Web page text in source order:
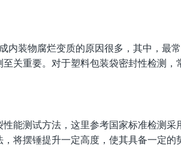
内装物腐烂变质的原因很多，其中，最
关重要。对于塑料包装袋密封性检测
能测试方法，这里参考国家标准检测采
将摆锤提升一定高度，使其具备一定